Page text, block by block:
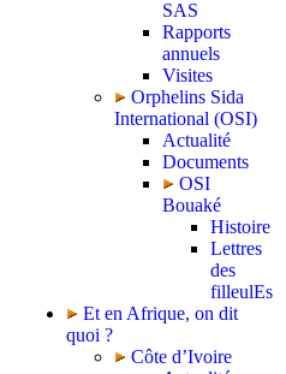
SAS
Rapports
annuels
Visites
Orphelins Sida
International (OSI)
Actualité
Documents
OSI
Bouaké
Histoire
Lettres
des
filleulEs
Et en Afrique, on dit
quoi ?
Côte d’Ivoire